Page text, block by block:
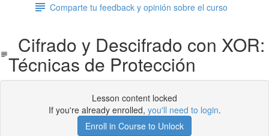
Comparte tu feedback y opinión sobre el curso
Cifrado y Descifrado con XOR:
Técnicas de Protección
Lesson content locked
If you're already enrolled, you'll need to login.
Enroll in Course to Unlock